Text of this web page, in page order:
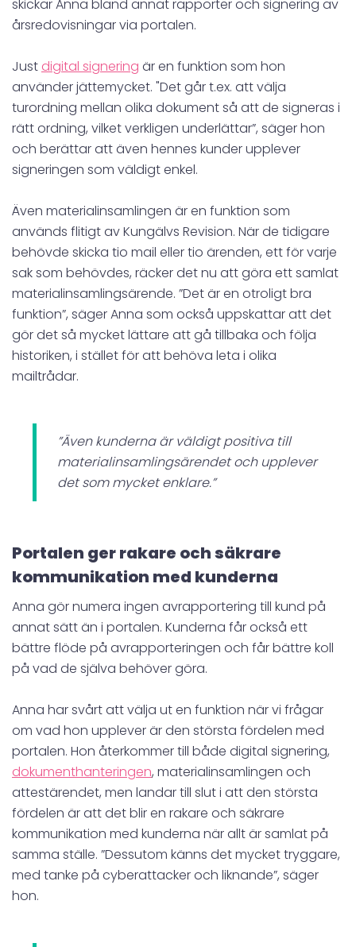
skickar Anna bland annat rapporter och signering av
årsredovisningar via portalen.
Just digital signering är en funktion som hon
använder jättemycket. "Det går t.ex. att välja
turordning mellan olika dokument så att de signeras i
rätt ordning, vilket verkligen underlättar”, säger hon
och berättar att även hennes kunder upplever
signeringen som väldigt enkel.
Även materialinsamlingen är en funktion som
används flitigt av Kungälvs Revision. När de tidigare
behövde skicka tio mail eller tio ärenden, ett för varje
sak som behövdes, räcker det nu att göra ett samlat
materialinsamlingsärende. ”Det är en otroligt bra
funktion”, säger Anna som också uppskattar att det
gör det så mycket lättare att gå tillbaka och följa
historiken, i stället för att behöva leta i olika
mailtrådar.
”Även kunderna är väldigt positiva till
materialinsamlingsärendet och upplever
det som mycket enklare.”
Portalen ger rakare och säkrare
kommunikation med kunderna
Anna gör numera ingen avrapportering till kund på
annat sätt än i portalen. Kunderna får också ett
bättre flöde på avrapporteringen och får bättre koll
på vad de själva behöver göra.
Anna har svårt att välja ut en funktion när vi frågar
om vad hon upplever är den största fördelen med
portalen. Hon återkommer till både digital signering,
dokumenthanteringen, materialinsamlingen och
attestärendet, men landar till slut i att den största
fördelen är att det blir en rakare och säkrare
kommunikation med kunderna när allt är samlat på
samma ställe. ”Dessutom känns det mycket tryggare,
med tanke på cyberattacker och liknande”, säger
hon.